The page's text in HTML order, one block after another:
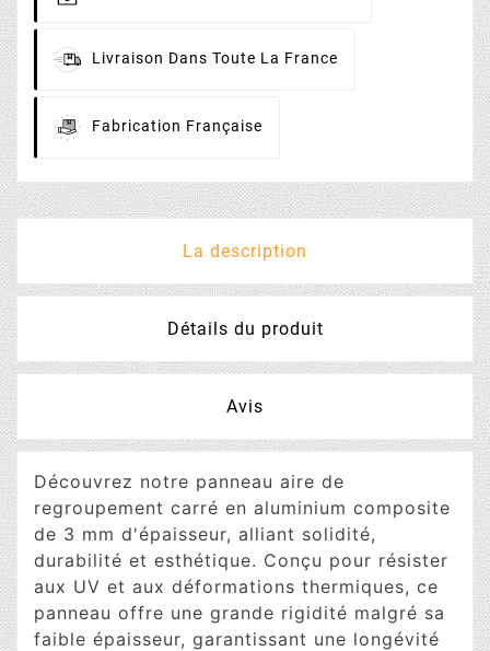
Livraison Dans Toute La France
Fabrication Française
La description
Détails du produit
Avis
Découvrez notre panneau aire de
regroupement carré en aluminium composite
de 3 mm d'épaisseur, alliant solidité,
durabilité et esthétique. Conçu pour résister
aux UV et aux déformations thermiques, ce
panneau offre une grande rigidité malgré sa
faible épaisseur, garantissant une longévité